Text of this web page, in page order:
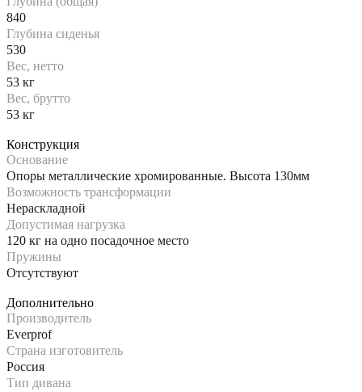
840
Глубина сиденья
530
Вес, нетто
53 кг
Вес, брутто
53 кг
Конструкция
Основание
Опоры металлические хромированные. Высота 130мм
Возможность трансформации
Нераскладной
Допустимая нагрузка
120 кг на одно посадочное место
Пружины
Отсутствуют
Дополнительно
Производитель
Everprof
Страна изготовитель
Россия
Тип дивана